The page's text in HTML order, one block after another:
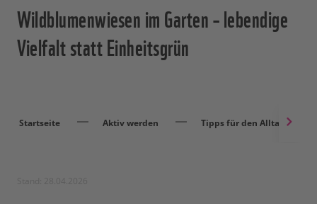
Wildblumenwiesen im Garten – lebendige
Vielfalt statt Einheitsgrün
Startseite Aktiv werden Tipps für den Alltag